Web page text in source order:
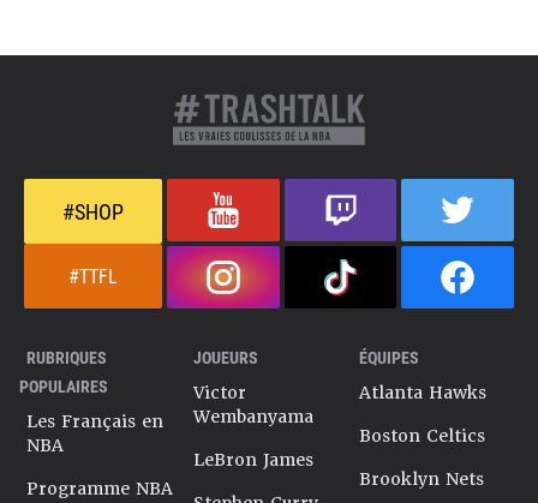
#SHOP
#TTFL
RUBRIQUES
POPULAIRES
Les Français en
NBA
Programme NBA
JOUEURS
Victor
Wembanyama
LeBron James
ÉQUIPES
Atlanta Hawks
Boston Celtics
Brooklyn Nets